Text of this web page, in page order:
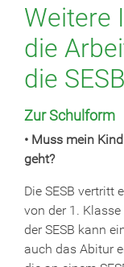
Weitere
die
die SESB
Zur Schulform
• Muss mein
geht?
Die SESB vertritt
von der 1.
der SESB kann
auch das Abitur